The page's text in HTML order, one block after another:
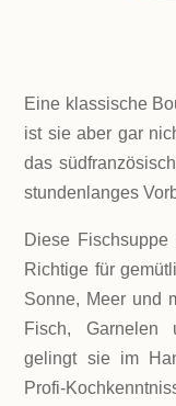
Eine klassische
ist sie aber gar
das
stundenlanges
Diese
Richtige für
Sonne, Meer und
Fisch, Garnelen
gelingt sie im
Profi-